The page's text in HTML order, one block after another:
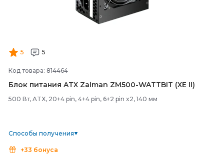
5 5
Код товара: 814464
Блок питания ATX Zalman ZM500-WATTBIT (XE II)
500 Вт, ATX, 20+4 pin, 4+4 pin, 6+2 pin x2, 140 мм
Способы получения
+33 бонуса